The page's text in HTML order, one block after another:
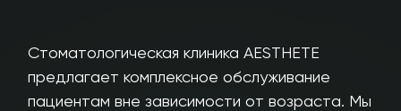
Стоматологическая клиника AESTHETE
предлагает комплексное обслуживание
пациентам вне зависимости от возраста. Мы